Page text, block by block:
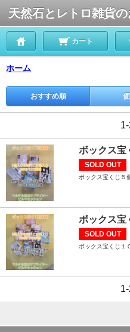
天然石とレトロ雑貨
カート
ホーム
おすすめ順
ボックス宝
SOLD OUT
ボックス宝くじ５
ボックス宝
SOLD OUT
ボックス宝くじ１